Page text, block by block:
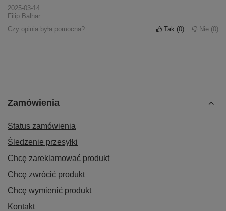
2025-03-14
Filip Balhar
Czy opinia była pomocna?
Tak 0 Nie 0
Zamówienia
Status zamówienia
Śledzenie przesyłki
Chcę zareklamować produkt
Chcę zwrócić produkt
Chcę wymienić produkt
Kontakt